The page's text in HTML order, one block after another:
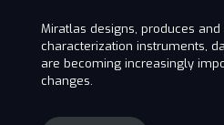
Miratlas designs, produces
characterization instruments,
are becoming increasingly
changes.